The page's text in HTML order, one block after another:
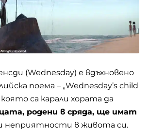
(Wednesday) е вдъхновено
поема – „Wednesday’s child
която са карали хората да
родени в сряда, ще имат
неприятности в живота си.